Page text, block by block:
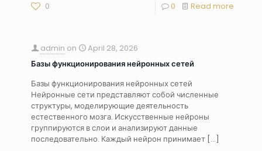
0 0 Read more
admin on
April 28, 2026
Базы функционирования нейронных сетей
Базы функционирования нейронных сетей
Нейронные сети представляют собой численные
структуры, моделирующие деятельность
естественного мозга. Искусственные нейроны
группируются в слои и анализируют данные
последовательно. Каждый нейрон принимает […]